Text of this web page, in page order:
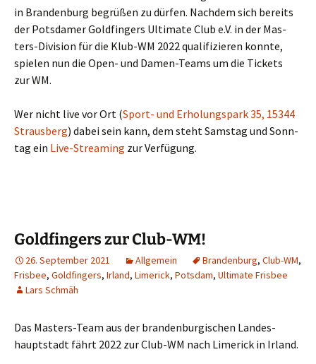
in Bran­den­burg begrü­ßen zu dür­fen. Nach­dem sich bereits
der Pots­da­mer Gold­fin­gers Ulti­ma­te Club e.V. in der Mas­
ters-Divi­si­on für die Klub-WM 2022 qua­li­fi­zie­ren konn­te,
spie­len nun die Open- und Damen-Teams um die Tickets
zur WM.
Wer nicht live vor Ort (Sport- und Erho­lungs­park 35, 15344
Straus­berg) dabei sein kann, dem steht Sams­tag und Sonn­
tag ein Live-Strea­ming zur Verfügung.
Goldfingers zur Club-WM!
26. September 2021 Allgemein Brandenburg, Club-WM,
Frisbee, Goldfingers, Irland, Limerick, Potsdam, Ultimate Frisbee
Lars Schmäh
Das Mas­ters-Team aus der bran­den­bur­gi­schen Lan­des­
haupt­stadt fährt 2022 zur Club-WM nach Lime­rick in Irland.